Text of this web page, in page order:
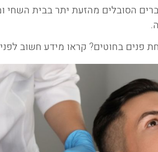
הסובלים מהזעת יתר בבית השחי
פנים בחוטים? קראו מידע חשוב